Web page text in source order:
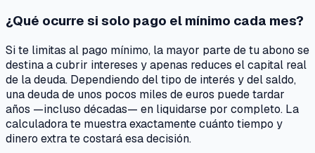
¿Qué ocurre si solo pago el mínimo cada mes?
Si te limitas al pago mínimo, la mayor parte de tu abono se
destina a cubrir intereses y apenas reduces el capital real
de la deuda. Dependiendo del tipo de interés y del saldo,
una deuda de unos pocos miles de euros puede tardar
años —incluso décadas— en liquidarse por completo. La
calculadora te muestra exactamente cuánto tiempo y
dinero extra te costará esa decisión.